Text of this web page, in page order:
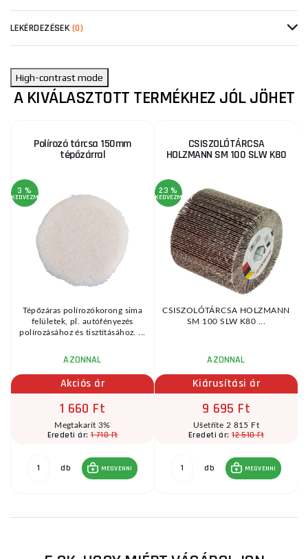
LEKÉRDEZÉSEK (0)
High-contrast mode
A KIVÁLASZTOTT TERMÉKHEZ JÓL JÖHET
Polírozó tárcsa 150mm
tépőzárral
3 %
KEDVEZMÉNY
Tépőzáras polírozókorong sima
felületek, pl. autófényezés
polírozásához és tisztításához. ...
AZONNAL
Akciós ár
1 660 Ft
Megtakarít 3%
Eredeti ár:1 710 Ft
db MEGVENNI
CSISZOLÓTÁRCSA
HOLZMANN SM 100 SLW K80
23 %
KEDVEZMÉNY
CSISZOLÓTÁRCSA HOLZMANN
SM 100 SLW K80 ...
AZONNAL
Kiárusítási ár
9 695 Ft
Ušetříte 2 815 Ft
Eredeti ár:12 510 Ft
db MEGVENNI